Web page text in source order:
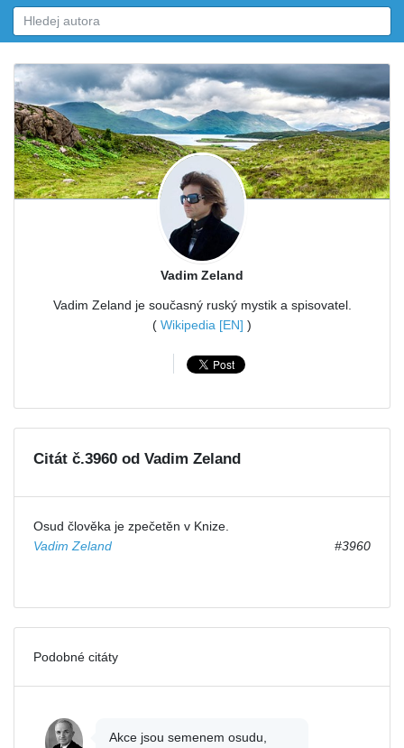
Vadim Zeland
Vadim Zeland je současný ruský mystik a spisovatel.
( Wikipedia [EN] )
Citát č.3960 od Vadim Zeland
Osud člověka je zpečetěn v Knize.
Vadim Zeland
#3960
Podobné citáty
Akce jsou semenem osudu,